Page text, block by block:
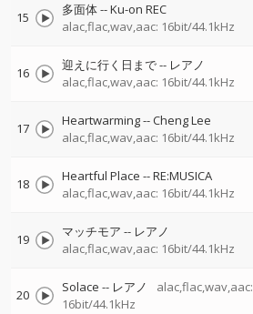
15 多面体--Ku-on REC
alac,flac,wav,aac: 16bit/44.1kHz
16 迎えに行く日まで-- レアノ
alac,flac,wav,aac: 16bit/44.1kHz
17 Heartwarming--Cheng Lee
alac,flac,wav,aac: 16bit/44.1kHz
18 Heartful Place --RE:MUSICA
alac,flac,wav,aac: 16bit/44.1kHz
19 マッチモア -- レアノ
alac,flac,wav,aac: 16bit/44.1kHz
20 Solace -- レアノ
alac,flac,wav,aac:
16bit/44.1kHz